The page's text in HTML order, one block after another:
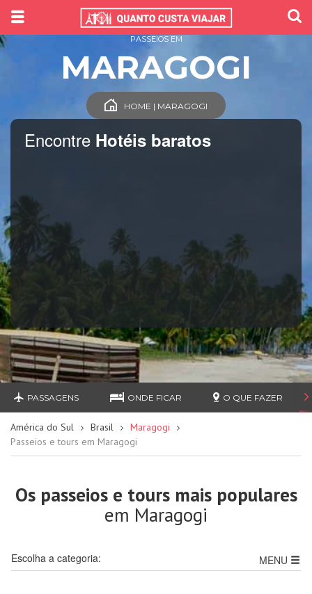
Encontre Hotéis baratos
PASSEIOS EM
MARAGOGI
HOME | MARAGOGI
PASSAGENS ONDE FICAR O QUE FAZER
América do Sul Brasil
Maragogi
Passeios e tours em Maragogi
Os passeios e tours mais populares
em Maragogi
MENU
Escolha a categoria: